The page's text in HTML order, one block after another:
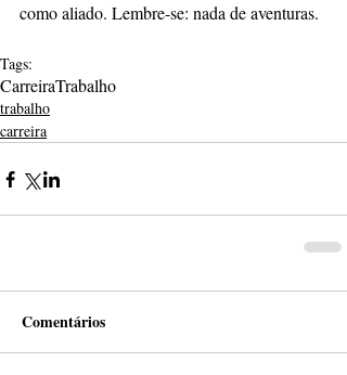
como aliado. Lembre-se: nada de aventuras.
Tags:
CarreiraTrabalho
trabalho
carreira
Comentários